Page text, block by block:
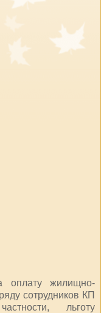
оплату жилищно-
сотрудников КП
льготу